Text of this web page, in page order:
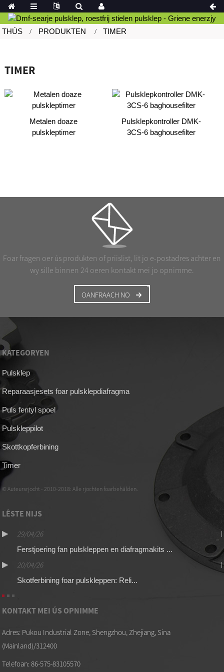
THÚS PRODUKTEN TIMER
TIMER
Metalen doaze
pulskleptimer
Pulsklepkontroller DMK-
3CS-6 baghousefilter
Foar fragen oer ús produkten of priislist, lit jo e-postadres achter en
wy sille binnen 24 oeren kontakt mei jo opnimme.
OANFRAACH NO
KATEGORYEN
Pulsklep
Reparaasjesets foar pulsklepdiafragma
Puls fentyl spoel
Pulskleppilot
Skottkopferbining
Timer
© Auteursrjocht - 2010-2018: Alle rjochten foarbehâlden.
LÊSTE NIJS
29/04/26
Ferstjoering fan pulskleppen en diafragmakits ...
20/04/26
Skotferbining foar pulskleppen: Reli...
KONTAKT MEI ÚS OPNIMME
Adres: Pukou Industrial Zone, Shengzhou, Zhejiang, Sina
(Mainland)/312400
Telefoan: 86-575-83105570